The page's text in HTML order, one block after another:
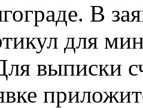
В
для
выписки